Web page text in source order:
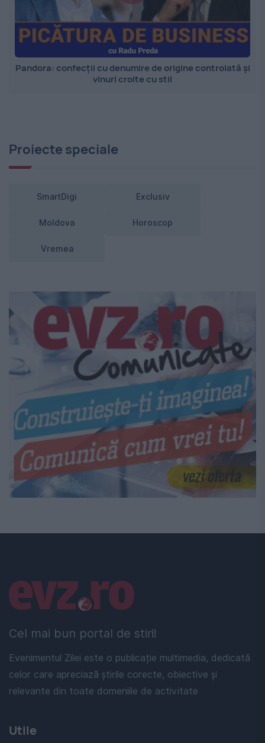
Pandora: confecții cu denumire de origine controlată și
vinuri croite cu stil
Proiecte speciale
SmartDigi Exclusiv
Moldova Horoscop
Vremea
Cel mai bun portal de stiri!
Evenimentul Zilei este o publicație multimedia, dedicată
celor care apreciază știrile corecte, obiective și
relevante din toate domeniile de activitate
Linkuri utile
Utile